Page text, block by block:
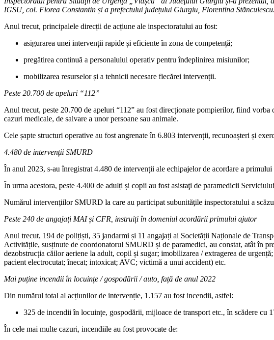
IGSU, col. Florea Constantin și a prefectului județului Giurgiu, Florentina Stănculescu.
Anul trecut, principalele direcții de acțiune ale inspectoratului au fost:
asigurarea unei intervenții rapide și eficiente în zona de competență;
pregătirea continuă a personalului operativ pentru îndeplinirea misiunilor;
mobilizarea resurselor și a tehnicii necesare fiecărei intervenții.
Peste 20.700 de apeluri “112”
Anul trecut, peste 20.700 de apeluri “112” au fost direcționate pompierilor, fiind
cazuri medicale, de salvare a unor persoane sau animale.
Cele șapte structuri operative au fost angrenate în 6.803 intervenții, recunoașteri și
4.480 de intervenții SMURD
În anul 2023, s-au înregistrat 4.480 de intervenții ale echipajelor de acordare a
În urma acestora, peste 4.400 de adulți și copii au fost asistaţi de paramedicii
Numărul intervenţiilor SMURD la care au participat subunităţile inspectoratului a
Peste 240 de angajați MAI și CFR, instruiți în domeniul acordării primului ajutor
Anul trecut, 194 de polițiști, 35 jandarmi și 11 angajați ai Societății Naționale de
Activitățile, susținute de coordonatorul SMURD și de paramedici, au constat, atât în
dezobstrucția căilor aeriene la adult, copil și sugar; imobilizarea / extragerea de
pacient electrocutat; înecat; intoxicat; AVC; victimă a unui accident) etc.
Mai puține incendii în locuințe / gospodării / auto, față de anul 2022
Din numărul total al acțiunilor de intervenție, 1.157 au fost incendii, astfel:
325 de incendii în locuințe, gospodării, mijloace de transport etc., în scădere cu
În cele mai multe cazuri, incendiile au fost provocate de: